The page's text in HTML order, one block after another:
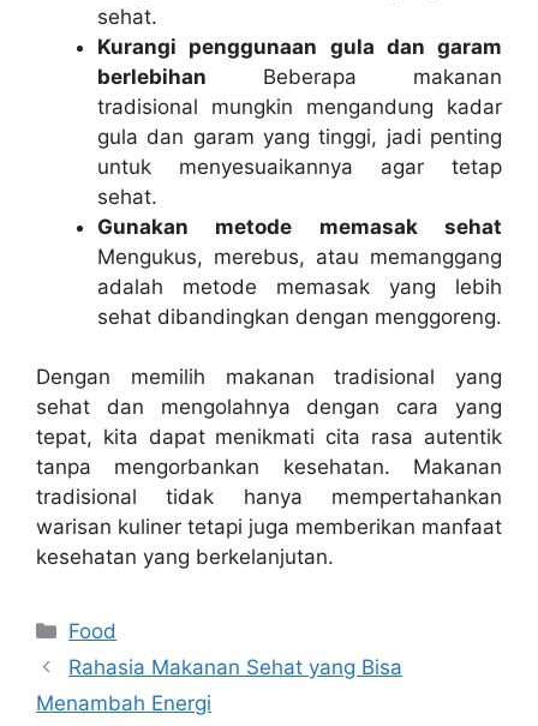
sehat.
Kurangi penggunaan gula dan garam
berlebihan Beberapa makanan
tradisional mungkin mengandung kadar
gula dan garam yang tinggi, jadi penting
untuk menyesuaikannya agar tetap
sehat.
Gunakan metode memasak sehat
Mengukus, merebus, atau memanggang
adalah metode memasak yang lebih
sehat dibandingkan dengan menggoreng.
Dengan memilih makanan tradisional yang
sehat dan mengolahnya dengan cara yang
tepat, kita dapat menikmati cita rasa autentik
tanpa mengorbankan kesehatan. Makanan
tradisional tidak hanya mempertahankan
warisan kuliner tetapi juga memberikan manfaat
kesehatan yang berkelanjutan.
Categories
Food
Rahasia Makanan Sehat yang Bisa
Menambah Energi